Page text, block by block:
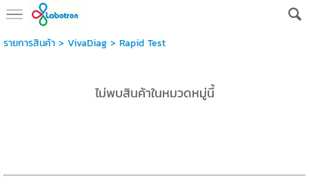
รายการสินค้า> VivaDiag> Rapid Test
ไม่พบสินค้าในหมวดหมู่นี้